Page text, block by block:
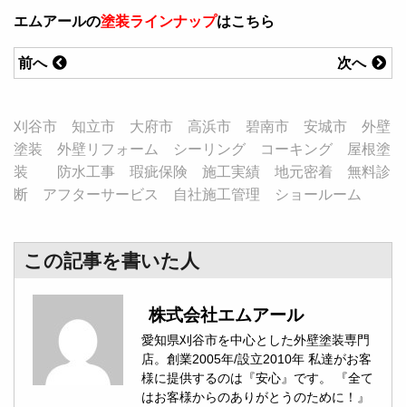
エムアールの塗装ラインナップはこちら
次へ
前へ
刈谷市 知立市 大府市 高浜市 碧南市 安城市 外壁
塗装 外壁リフォーム シーリング コーキング 屋根塗
装 防水工事 瑕疵保険 施工実績 地元密着 無料診
断 アフターサービス 自社施工管理 ショールーム
この記事を書いた人
株式会社エムアール
愛知県刈谷市を中心とした外壁塗装専門
店。創業2005年/設立2010年 私達がお客
様に提供するのは『安心』です。 『全て
はお客様からのありがとうのために！』